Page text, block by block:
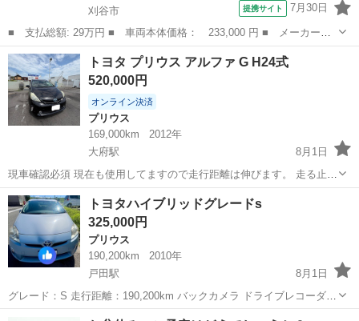
刈谷市
提携サイト 7月30日
■ 支払総額: 29万円 ■ 車両本体価格： 233,000 円 ■ メーカー
名： トヨタ ■ 車種名： パッソ ■ グレード名： Ｘ Ｇパッケ
ージ ■ 排気量： 1000cc ■ ドア枚数： 5D ■ ミッション： イ
ン...
愛知 刈谷市 パッソ
トヨタ プリウス アルファ G H24式
520,000円
オンライン決済
プリウス
169,000km
2012年
大府駅
8月1日
現車確認必須 現在も使用してますので走行距離は伸びます。 走る止ま
る曲がる問題無しです。 約1年ほど購入してから乗っております。
SRSのランプがついたり消えたりします。 接触不良かと思われます。
愛知 大府市 大府駅 プリウス 走行距離
トヨタハイブリッドグレードs
325,000円
プリウス
190,200km
2010年
戸田駅
8月1日
グレード：S 走行距離：190,200km バックカメラ ドライブレコーダー
HD Bluetooth対応ナビ 走行状態良好 エアコン動作良好 ETC付き 税金
名古屋市 戸田駅 プリウス